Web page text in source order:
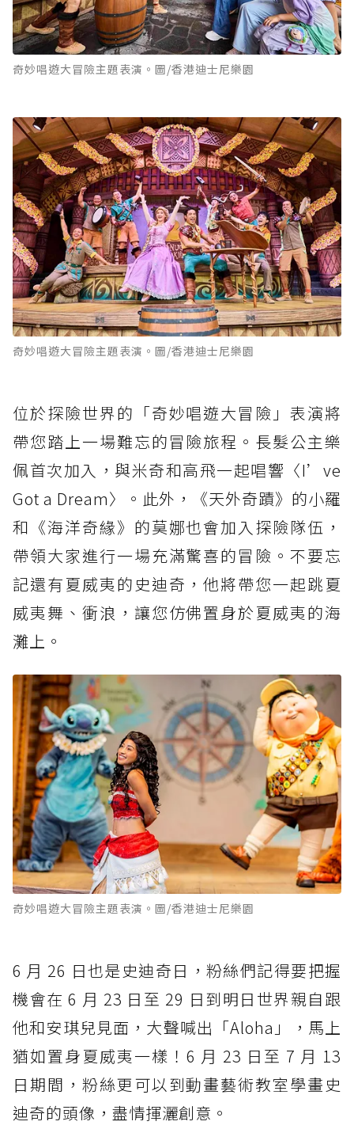
奇妙唱遊大冒險主題表演。圖/香港迪士尼樂園
奇妙唱遊大冒險主題表演。圖/香港迪士尼樂園
位於探險世界的「奇妙唱遊大冒險」表演將
帶您踏上一場難忘的冒險旅程。長髮公主樂
佩首次加入，與米奇和高飛一起唱響〈I’ve
Got a Dream〉。此外，《天外奇蹟》的小羅
和《海洋奇緣》的莫娜也會加入探險隊伍，
帶領大家進行一場充滿驚喜的冒險。不要忘
記還有夏威夷的史迪奇，他將帶您一起跳夏
威夷舞、衝浪，讓您仿佛置身於夏威夷的海
灘上。
奇妙唱遊大冒險主題表演。圖/香港迪士尼樂園
6 月 26 日也是史迪奇日，粉絲們記得要把握
機會在 6 月 23 日至 29 日到明日世界親自跟
他和安琪兒見面，大聲喊出「Aloha」，馬上
猶如置身夏威夷一樣！6 月 23 日至 7 月 13
日期間，粉絲更可以到動畫藝術教室學畫史
迪奇的頭像，盡情揮灑創意。